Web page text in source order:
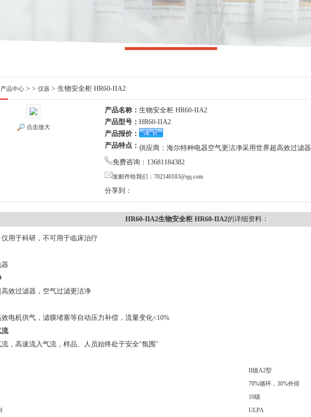
产品中心 > > 仪器 > 生物安全柜 HR60-IIA2
点击放大
产品名称： 生物安全柜 HR60-IIA2
产品型号： HR60-IIA2
产品报价：
产品特点： 供应商：海尔特种电器空气更洁净采用世界超高效过滤器
免费咨询：13681184382
发邮件给我们：702140183@qq.com
分享到：
HR60-IIA2生物安全柜 HR60-IIA2的详细资料：
用于科研，不可用于临床治疗
效过滤器，空气过滤更洁净
电机供气，滤膜堵塞等自动压力补偿，流量变化<10%
流
，高速流入气流，样品、人员始终处于安全“氛围"
II级A2型
70%循环，30%外排
10级
ULPA